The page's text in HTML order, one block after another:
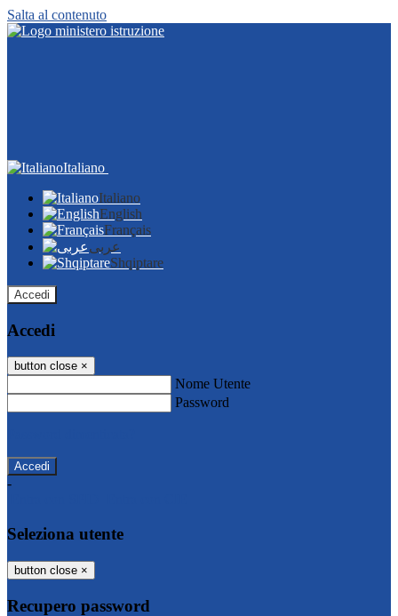
Salta al contenuto
Italiano
Italiano
English
Français
عربى
Shqiptare
Accedi
Accedi
button close ×
Nome Utente
Password
-
Seleziona utente
button close ×
Recupero password